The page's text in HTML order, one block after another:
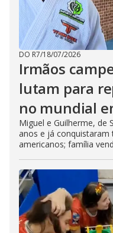
DO R7/18/07/2026
Irmãos
lutam para
no mundial
Miguel e Guilherme, de
anos e já conquistaram
americanos; família